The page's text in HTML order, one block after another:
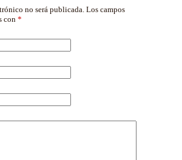
no será publicada. Los campos
con *